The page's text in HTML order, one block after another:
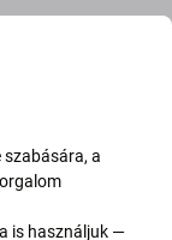
szabására, a
is használjuk —